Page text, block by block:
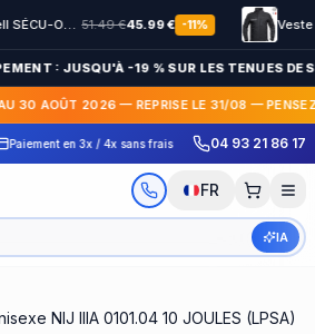
Veste Softshell SÉCU-ONE HV-TAPE Sécurité Privée noir 51.49 €45.99€ -11%
: JUSQU'À -19 % SUR LES TENUES DE
30 AOÛT 2026 — REPRISE LE 31/08 —
en 3x / 4x sans frais
30 jours pour
04 93 21 86 17
FR
IA
NIJ IIIA 0101.04 10 JOULES (LPSA)